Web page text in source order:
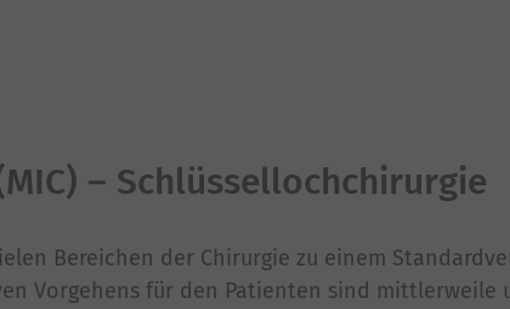
– Schlüssellochchirurgie
Bereichen der Chirurgie zu einem
Vorgehens für den Patienten sind mittlerweile